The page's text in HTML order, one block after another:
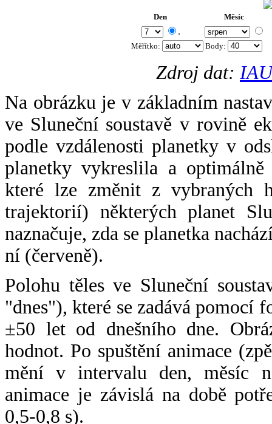
Den Měsíc
.
Měřítko: Body:
Zdroj dat:
Na obrázku je v základním
ve Sluneční soustavě v rovině
podle vzdálenosti planetky v
planetky vykreslila a
které lze změnit z vybraných
trajektorií) některých planet
naznačuje, zda se planetka
ní (červeně).
Polohu těles ve Sluneční
"dnes"), které se zadává pomocí
±50 let od dnešního dne.
hodnot. Po spuštění animace
mění v intervalu den, měsíc
animace je závislá na době
0,5-0,8 s).